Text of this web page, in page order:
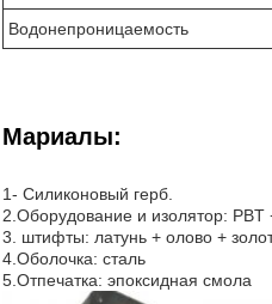
Водонепроницаемость
Мариалы:
1- Силиконовый герб.
2.Оборудование и изолятор: PBT
3. штифты: латунь + олово +
4.Оболочка: сталь
5.Отпечатка: эпоксидная смола